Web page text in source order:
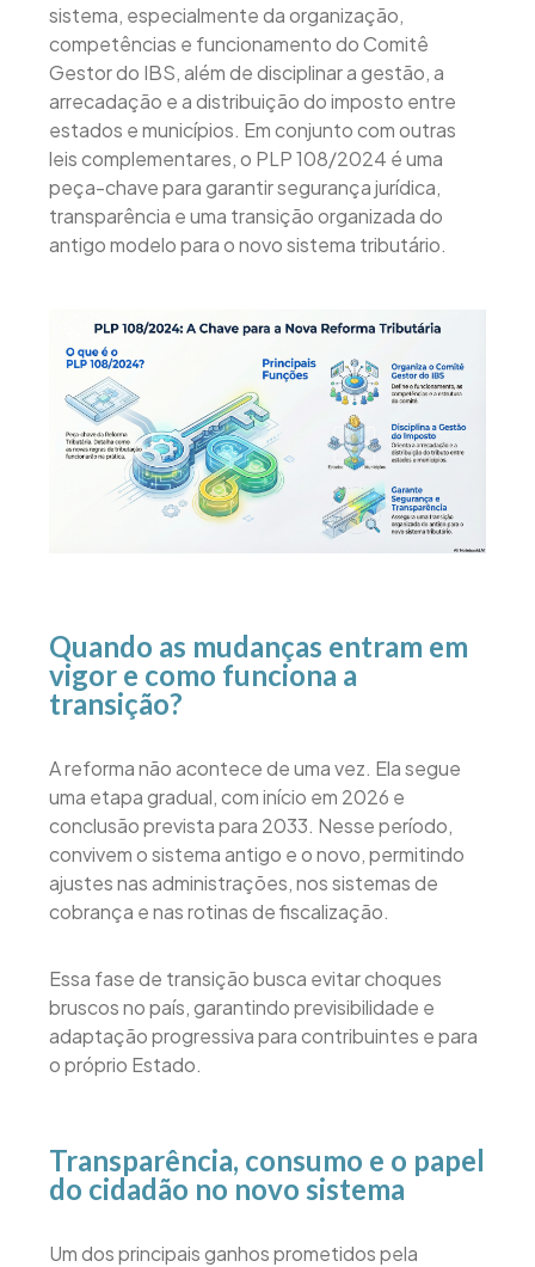
sistema, especialmente da organização,
competências e funcionamento do Comitê
Gestor do IBS, além de disciplinar a gestão, a
arrecadação e a distribuição do imposto entre
estados e municípios. Em conjunto com outras
leis complementares, o PLP 108/2024 é uma
peça-chave para garantir segurança jurídica,
transparência e uma transição organizada do
antigo modelo para o novo sistema tributário.
Quando as mudanças entram em
vigor e como funciona a
transição?
A reforma não acontece de uma vez. Ela segue
uma etapa gradual, com início em 2026 e
conclusão prevista para 2033. Nesse período,
convivem o sistema antigo e o novo, permitindo
ajustes nas administrações, nos sistemas de
cobrança e nas rotinas de fiscalização.
Essa fase de transição busca evitar choques
bruscos no país, garantindo previsibilidade e
adaptação progressiva para contribuintes e para
o próprio Estado.
Transparência, consumo e o papel
do cidadão no novo sistema
Um dos principais ganhos prometidos pela